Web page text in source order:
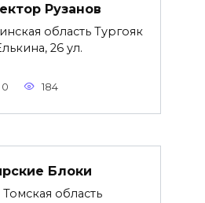
Рузанов
область Тургояк
26 ул.
0 184
Блоки
область